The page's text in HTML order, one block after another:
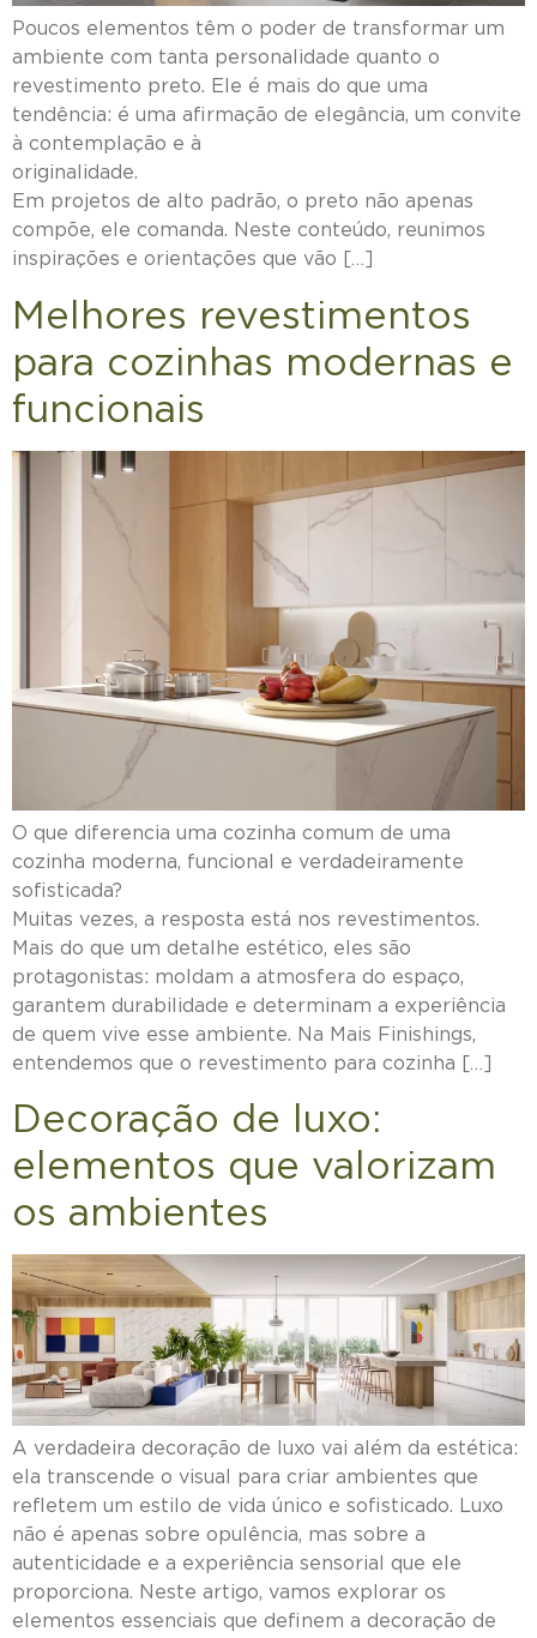
Poucos elementos têm o poder de transformar um
ambiente com tanta personalidade quanto o
revestimento preto. Ele é mais do que uma
tendência: é uma afirmação de elegância, um convite
à contemplação e à
Em projetos de alto padrão, o preto não apenas
compõe, ele comanda. Neste conteúdo, reunimos
inspirações e orientações que vão […]
Melhores revestimentos
para cozinhas modernas e
funcionais
O que diferencia uma cozinha comum de uma
cozinha moderna, funcional e verdadeiramente
Muitas vezes, a resposta está nos revestimentos.
Mais do que um detalhe estético, eles são
protagonistas: moldam a atmosfera do espaço,
garantem durabilidade e determinam a experiência
de quem vive esse ambiente. Na Mais Finishings,
entendemos que o revestimento para cozinha […]
Decoração de luxo:
elementos que valorizam
os ambientes
A verdadeira decoração de luxo vai além da estética:
ela transcende o visual para criar ambientes que
refletem um estilo de vida único e sofisticado. Luxo
não é apenas sobre opulência, mas sobre a
autenticidade e a experiência sensorial que ele
proporciona. Neste artigo, vamos explorar os
elementos essenciais que definem a decoração de